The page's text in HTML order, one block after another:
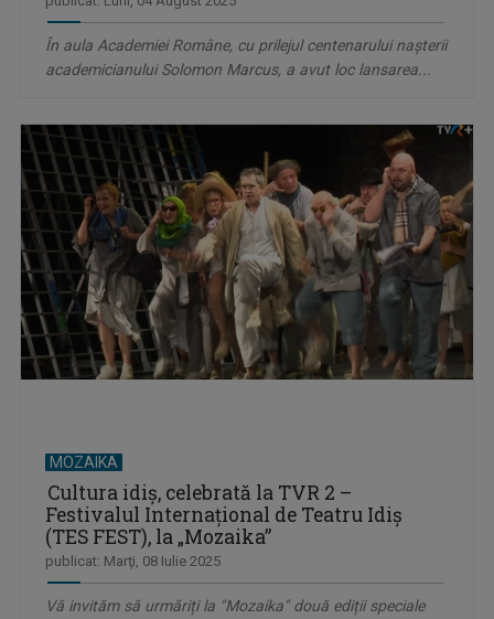
În aula Academiei Române, cu prilejul centenarului nașterii
academicianului Solomon Marcus, a avut loc lansarea...
MOZAIKA
Cultura idiș, celebrată la TVR 2 –
Festivalul Internațional de Teatru Idiș
(TES FEST), la „Mozaika”
publicat: Marţi, 08 Iulie 2025
Vă invităm să urmăriți la "Mozaika" două ediții speciale